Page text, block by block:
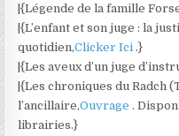
|{Légende de la famille
|{L’enfant et son juge : la
quotidien,Clicker Ici .}
|{Les aveux d’un juge
|{Les chroniques du Radch
l’ancillaire,Ouvrage .
librairies.}